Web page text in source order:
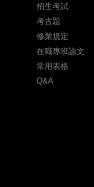
招生考試
考古題
修業規定
在職專班論文
常用表格
Q&A